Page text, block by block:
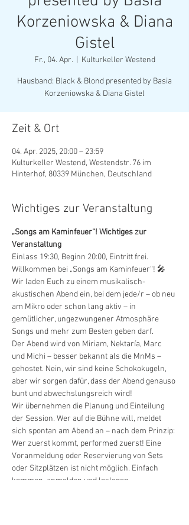
Korzeniowska & Diana
Gistel
Fr., 04. Apr.
  |
Kulturkeller Westend
Hausband: Black & Blond presented by Basia
Korzeniowska & Diana Gistel
Zeit & Ort
04. Apr. 2025, 20:00 – 23:59
Kulturkeller Westend, Westendstr. 76 im
Hinterhof, 80339 München, Deutschland
Wichtiges zur Veranstaltung
„Songs am Kaminfeuer“! Wichtiges zur
Veranstaltung
Einlass 19:30, Beginn 20:00, Eintritt frei.
Willkommen bei „Songs am Kaminfeuer“! 🎤
Wir laden Euch zu einem musikalisch-
akustischen Abend ein, bei dem jede/r – ob neu
am Mikro oder schon lang aktiv – in
gemütlicher, ungezwungener Atmosphäre
Songs und mehr zum Besten geben darf.
Der Abend wird von Miriam, Nektaría, Marc
und Michi – besser bekannt als die MnMs –
gehostet. Nein, wir sind keine Schokokugeln,
aber wir sorgen dafür, dass der Abend genauso
bunt und abwechslungsreich wird!
Wir übernehmen die Planung und Einteilung
der Session. Wer auf die Bühne will, meldet
sich spontan am Abend an – nach dem Prinzip:
Wer zuerst kommt, performed zuerst! Eine
Voranmeldung oder Reservierung von Sets
oder Sitzplätzen ist nicht möglich. Einfach
kommen, anmelden und loslegen.